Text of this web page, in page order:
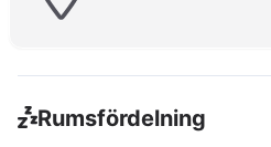
Rumsfördelning